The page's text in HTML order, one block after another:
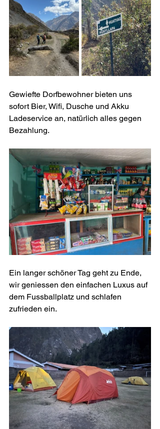
Gewiefte Dorfbewohner bieten uns
sofort Bier, Wifi, Dusche und Akku
Ladeservice an, natürlich alles gegen
Bezahlung.
Ein langer schöner Tag geht zu Ende,
wir geniessen den einfachen Luxus auf
dem Fussballplatz und schlafen
zufrieden ein.